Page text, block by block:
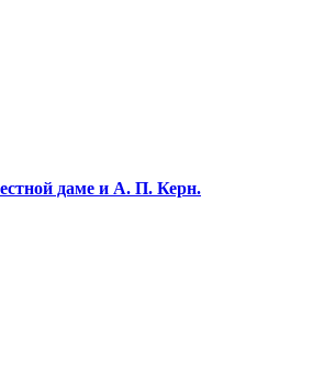
даме и А. П. Керн.